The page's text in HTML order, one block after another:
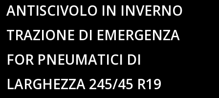
ANTISCIVOLO IN INVERNO
TRAZIONE DI EMERGENZA
FOR PNEUMATICI DI
LARGHEZZA 245/45 R19